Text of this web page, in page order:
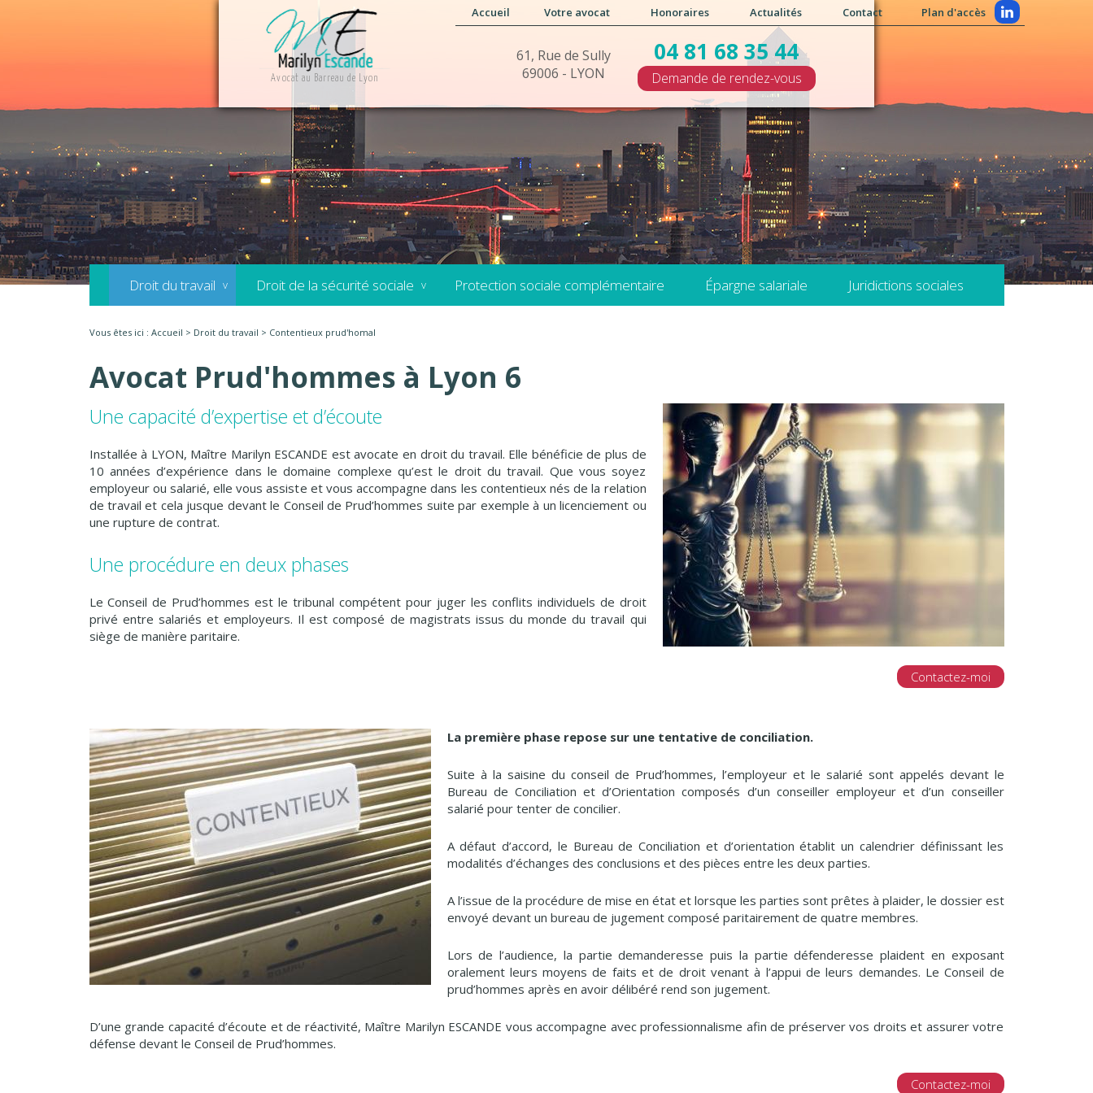
Avocat au Barreau de Lyon
Accueil Votre avocat Honoraires Actualités Contact Plan d'accès
61, Rue de Sully
69006 - LYON
04 81 68 35 44
Demande de rendez-vous
Droit du travail Droit de la sécurité sociale Protection sociale complémentaire Épargne salariale Juridictions sociales
Vous êtes ici : Accueil > Droit du travail > Contentieux prud'homal
Avocat Prud'hommes à Lyon 6
Une capacité d’expertise et d’écoute
Installée à LYON, Maître Marilyn ESCANDE est avocate en droit du travail. Elle bénéficie de plus de
10 années d’expérience dans le domaine complexe qu’est le droit du travail. Que vous soyez
employeur ou salarié, elle vous assiste et vous accompagne dans les contentieux nés de la relation
de travail et cela jusque devant le Conseil de Prud’hommes suite par exemple à un licenciement ou
une rupture de contrat.
Une procédure en deux phases
Le Conseil de Prud’hommes est le tribunal compétent pour juger les conflits individuels de droit
privé entre salariés et employeurs. Il est composé de magistrats issus du monde du travail qui
siège de manière paritaire.
Contactez-moi
La première phase repose sur une tentative de conciliation.
Suite à la saisine du conseil de Prud’hommes, l’employeur et le salarié sont appelés devant le
Bureau de Conciliation et d’Orientation composés d’un conseiller employeur et d’un conseiller
salarié pour tenter de concilier.
A défaut d’accord, le Bureau de Conciliation et d’orientation établit un calendrier définissant les
modalités d’échanges des conclusions et des pièces entre les deux parties.
A l’issue de la procédure de mise en état et lorsque les parties sont prêtes à plaider, le dossier est
envoyé devant un bureau de jugement composé paritairement de quatre membres.
Lors de l’audience, la partie demanderesse puis la partie défenderesse plaident en exposant
oralement leurs moyens de faits et de droit venant à l’appui de leurs demandes. Le Conseil de
prud’hommes après en avoir délibéré rend son jugement.
D’une grande capacité d’écoute et de réactivité, Maître Marilyn ESCANDE vous accompagne avec professionnalisme afin de préserver vos droits et assurer votre
défense devant le Conseil de Prud’hommes.
Contactez-moi